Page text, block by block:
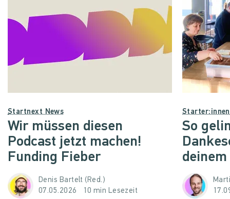
Startnext News
Wir müssen diesen
Podcast jetzt machen!
Funding Fieber
Denis Bartelt (Red.)
07.05.2026
10 min Lesezeit
So